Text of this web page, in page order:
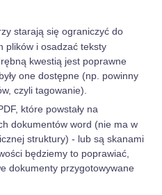
starają się ograniczyć do
plików i osadzać teksty
kwestią jest poprawne
one dostępne (np. powinny
czyli tagowanie).
które powstały na
dokumentów word (nie ma w
struktury) - lub są skanami
będziemy to poprawiać,
dokumenty przygotowywane